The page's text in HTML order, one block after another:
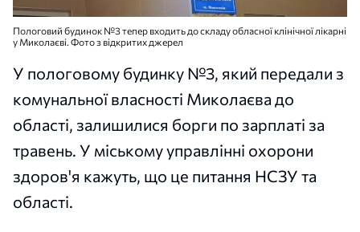
Пологовий будинок №3 тепер входить до складу обласної клінічної лікарні
у Миколаєві. Фото з відкритих джерел
У пологовому будинку №3, який передали з
комунальної власності Миколаєва до
області, залишилися борги по зарплаті за
травень. У міському управлінні охорони
здоров'я кажуть, що це питання НСЗУ та
області.